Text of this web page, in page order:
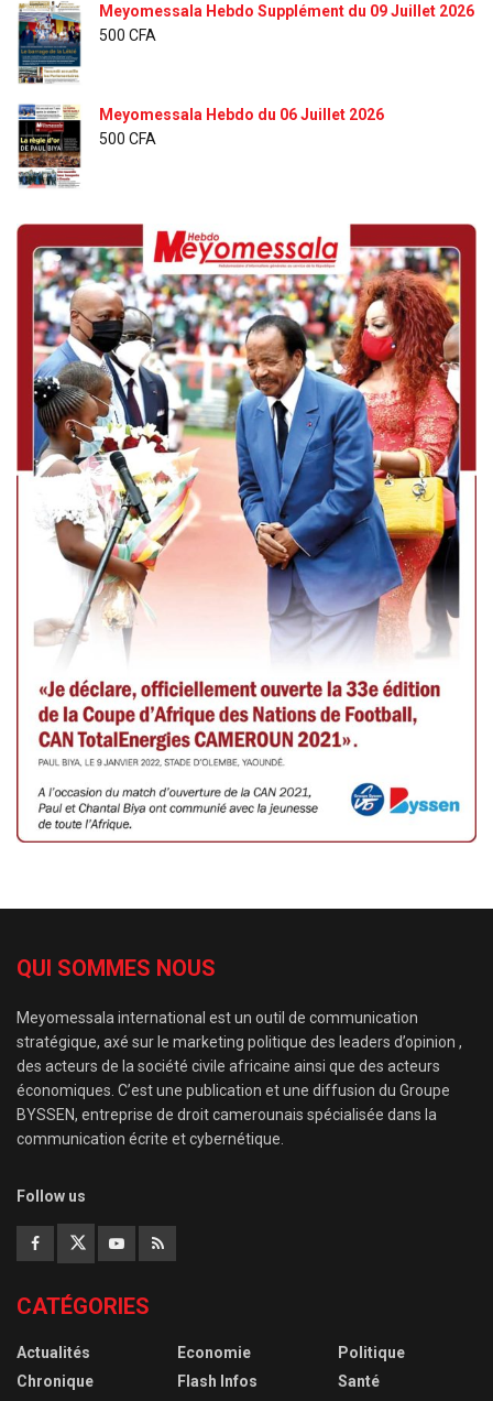
Meyomessala Hebdo Supplément du 09 Juillet 2026
500 CFA
Meyomessala Hebdo du 06 Juillet 2026
500 CFA
QUI SOMMES NOUS
Meyomessala international est un outil de communication
stratégique, axé sur le marketing politique des leaders d’opinion ,
des acteurs de la société civile africaine ainsi que des acteurs
économiques. C’est une publication et une diffusion du Groupe
BYSSEN, entreprise de droit camerounais spécialisée dans la
communication écrite et cybernétique.
Follow us
CATÉGORIES
Actualités
Chronique
Economie
Flash Infos
Politique
Santé